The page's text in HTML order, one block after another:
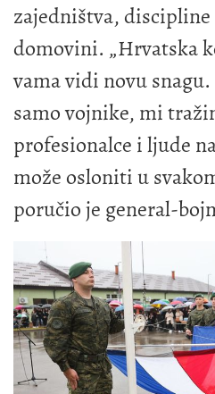
zajedništva,
domovini. „Hrvatska
vama vidi novu
samo vojnike, mi
profesionalce i ljude
može osloniti u
poručio je general-